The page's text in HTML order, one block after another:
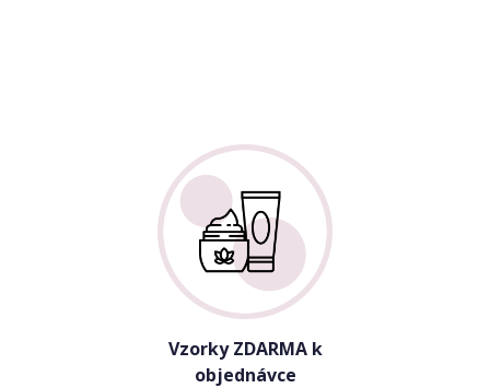
Vzorky ZDARMA k
objednávce